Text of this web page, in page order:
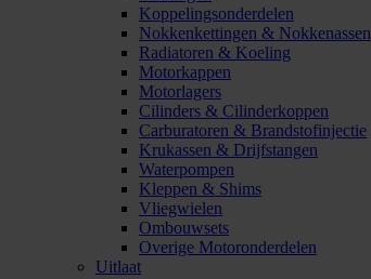
Koppelingsonderdelen
Nokkenkettingen & Nokkenassen
Radiatoren & Koeling
Motorkappen
Motorlagers
Cilinders & Cilinderkoppen
Carburatoren & Brandstofinjectie
Krukassen & Drijfstangen
Waterpompen
Kleppen & Shims
Vliegwielen
Ombouwsets
Overige Motoronderdelen
Uitlaat